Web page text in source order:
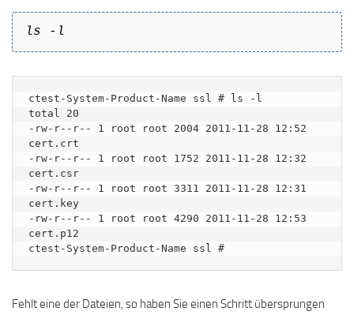
ls -l
ctest-System-Product-Name ssl # ls -l
total 20
-rw-r--r-- 1 root root 2004 2011-11-28 12:52
cert.crt
-rw-r--r-- 1 root root 1752 2011-11-28 12:32
cert.csr
-rw-r--r-- 1 root root 3311 2011-11-28 12:31
cert.key
-rw-r--r-- 1 root root 4290 2011-11-28 12:53
cert.p12
ctest-System-Product-Name ssl #
Fehlt eine der Dateien, so haben Sie einen Schritt übersprungen